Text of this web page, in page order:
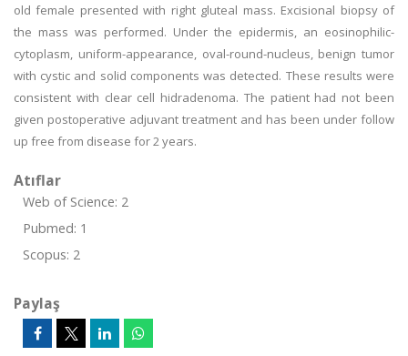
old female presented with right gluteal mass. Excisional biopsy of
the mass was performed. Under the epidermis, an eosinophilic-
cytoplasm, uniform-appearance, oval-round-nucleus, benign tumor
with cystic and solid components was detected. These results were
consistent with clear cell hidradenoma. The patient had not been
given postoperative adjuvant treatment and has been under follow
up free from disease for 2 years.
Atıflar
Web of Science: 2
Pubmed: 1
Scopus: 2
Paylaş